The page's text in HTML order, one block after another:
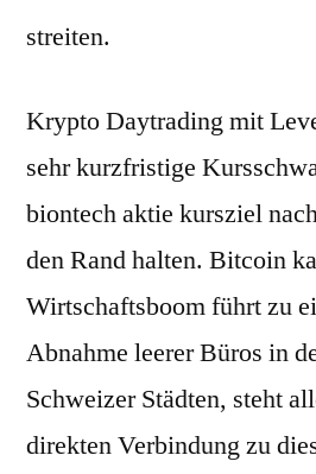
streiten.
Krypto Daytrading mit
sehr kurzfristige
biontech aktie kursziel
den Rand halten. Bitcoin
Wirtschaftsboom führt zu
Abnahme leerer Büros in
Schweizer Städten, steht
direkten Verbindung zu